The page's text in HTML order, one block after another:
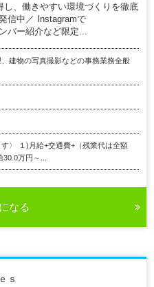
、働きやすい環境づくりを徹底
信中／ Instagramで
バー紹介など限定...
建物の写真撮影などの事務業務全般
す〉 １)月給+交通費+（残業代は全額
万円～...
なる
ｓ